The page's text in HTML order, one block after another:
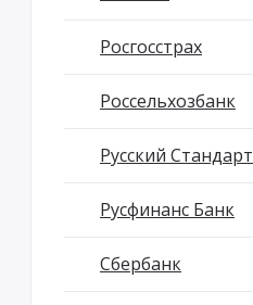
Росгосстрах
Россельхозбанк
Русский Стандарт
Русфинанс Банк
Сбербанк